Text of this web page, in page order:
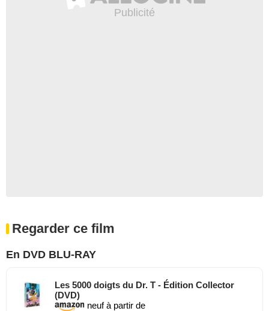
Regarder ce film
En DVD BLU-RAY
Les 5000 doigts du Dr. T - Édition Collector
(DVD)
neuf à partir de